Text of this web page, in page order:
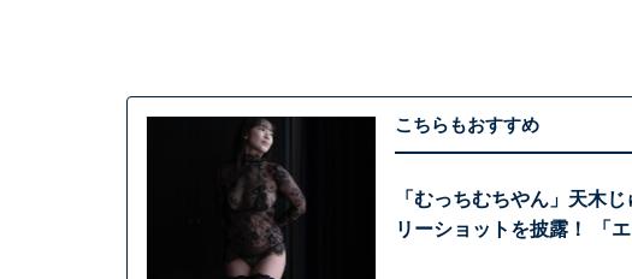
こちらもおすすめ
「むっちむちやん」天木
リーショットを披露！ 「